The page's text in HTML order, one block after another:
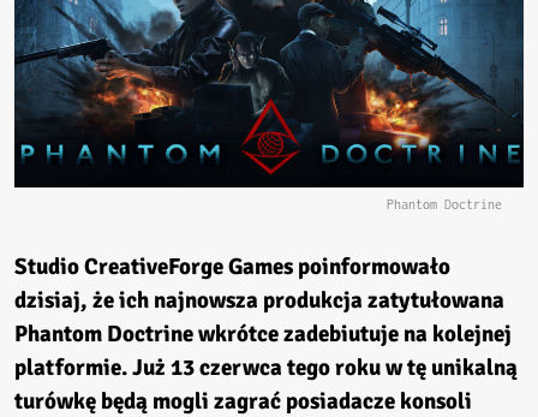
Phantom Doctrine
Studio CreativeForge Games poinformowało
dzisiaj, że ich najnowsza produkcja zatytułowana
Phantom Doctrine wkrótce zadebiutuje na kolejnej
platformie. Już 13 czerwca tego roku w tę unikalną
turówkę będą mogli zagrać posiadacze konsoli